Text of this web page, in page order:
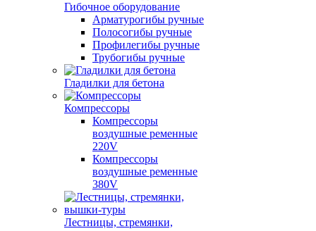
Гибочное оборудование
Арматурогибы ручные
Полосогибы ручные
Профилегибы ручные
Трубогибы ручные
Гладилки для бетона
Компрессоры
Компрессоры
воздушные ременные
220V
Компрессоры
воздушные ременные
380V
Лестницы, стремянки,